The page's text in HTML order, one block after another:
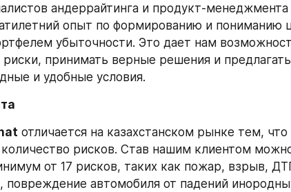
андеррайтинга и продукт-
опыт по формированию и пониманию
убыточности. Это дает нам
риски, принимать верные решения и
и удобные условия.
отличается на казахстанском рынке тем,
рисков. Став нашим клиентом
от 17 рисков, таких как пожар, взрыв,
повреждение автомобиля от падений